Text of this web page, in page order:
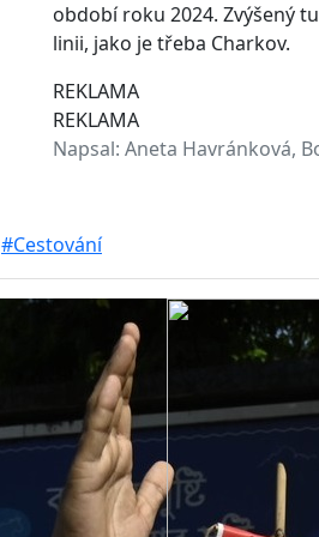
období roku 2024. Zvýšený
linii, jako je třeba Charkov.
REKLAMA
REKLAMA
Napsal: Aneta Havránková,
#Cestování